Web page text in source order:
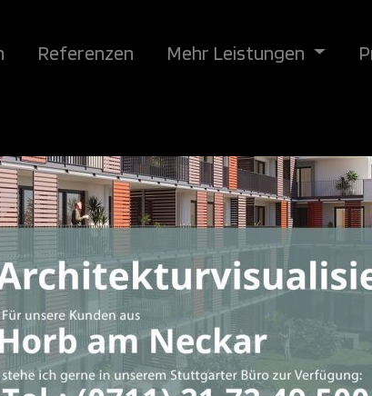
Referenzen Mehr Leistungen